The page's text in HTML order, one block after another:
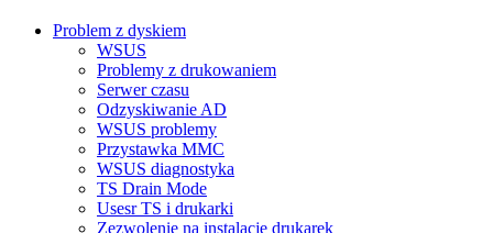
Problem z dyskiem
WSUS
Problemy z drukowaniem
Serwer czasu
Odzyskiwanie AD
WSUS problemy
Przystawka MMC
WSUS diagnostyka
TS Drain Mode
Usesr TS i drukarki
Zezwolenie na instalacje drukarek